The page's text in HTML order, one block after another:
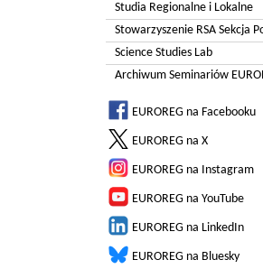
Studia Regionalne i Lokalne
Stowarzyszenie RSA Sekcja
Science Studies Lab
Archiwum Seminariów
EUROREG na Facebooku
EUROREG na X
EUROREG na Instagram
EUROREG na YouTube
EUROREG na LinkedIn
EUROREG na Bluesky